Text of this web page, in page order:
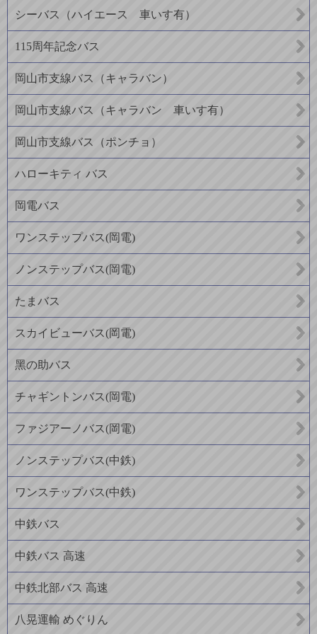
シーバス（ハイエース 車いす有）
115周年記念バス
岡山市支線バス（キャラバン）
岡山市支線バス（キャラバン 車いす有）
岡山市支線バス（ポンチョ）
ハローキティ バス
岡電バス
ワンステップバス(岡電)
ノンステップバス(岡電)
たまバス
スカイビューバス(岡電)
黑の助バス
チャギントンバス(岡電)
ファジアーノバス(岡電)
ノンステップバス(中鉄)
ワンステップバス(中鉄)
中鉄バス
中鉄バス 高速
中鉄北部バス 高速
八晃運輸 めぐりん